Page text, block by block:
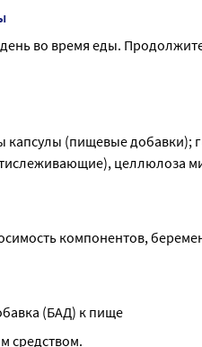
во время еды.
капсулы (пищевые
целлюлоза
компонентов,
(БАД) к пище
средством.